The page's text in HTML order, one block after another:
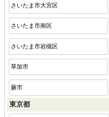
さいたま市大宮区
さいたま市南区
さいたま市岩槻区
草加市
蕨市
東京都